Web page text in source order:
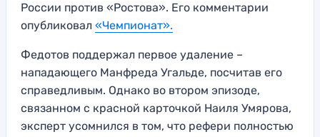
России против «Ростова». Его комментарии
опубликовал «Чемпионат».
Федотов поддержал первое удаление –
нападающего Манфреда Угальде, посчитав его
справедливым. Однако во втором эпизоде,
связанном с красной карточкой Наиля Умярова,
эксперт усомнился в том, что рефери полностью